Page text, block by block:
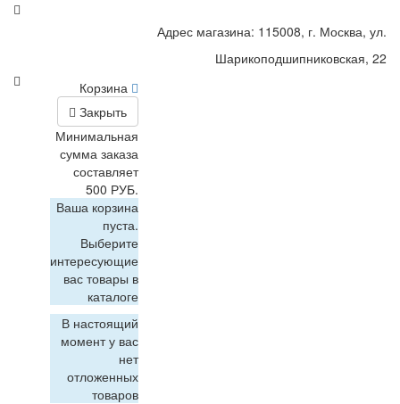
Адрес магазина: 115008, г. Москва, ул.
Шарикоподшипниковская, 22
Корзина
Закрыть
Минимальная
сумма заказа
составляет
500 РУБ.
Ваша корзина
пуста.
Выберите
интересующие
вас товары в
каталоге
В настоящий
момент у вас
нет
отложенных
товаров